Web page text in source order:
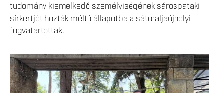
tudomány kiemelkedő személyiségének sárospataki
sírkertjét hozták méltó állapotba a sátoraljaújhelyi
fogvatartottak.